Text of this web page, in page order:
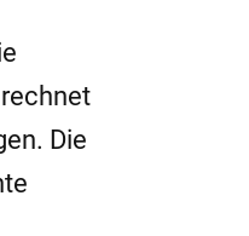
Die